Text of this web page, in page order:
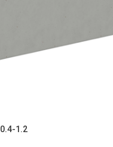
1.2